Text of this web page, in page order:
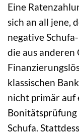
Eine
sich an all jene,
negative
die aus
klassischen
nicht primär auf
Schufa.